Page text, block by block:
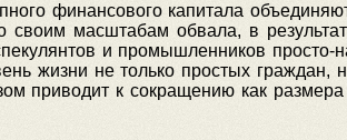
финансового капитала
своим масштабам обвала, в
и промышленников просто-
жизни не только простых граждан,
приводит к сокращению как размера